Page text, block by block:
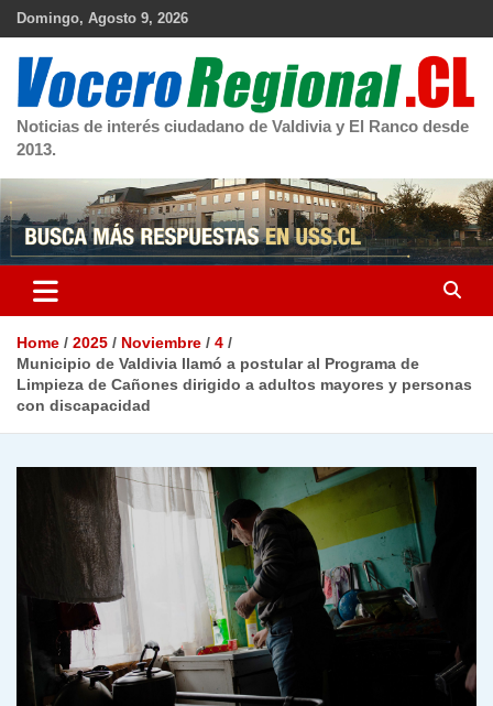
Skip
Domingo, Agosto 9, 2026
Noticias de interés ciudadano de Valdivia y El Ranco desde
2013.
Home 2025 Noviembre
4
Municipio de Valdivia llamó a postular al Programa de
Limpieza de Cañones dirigido a adultos mayores y personas
con discapacidad